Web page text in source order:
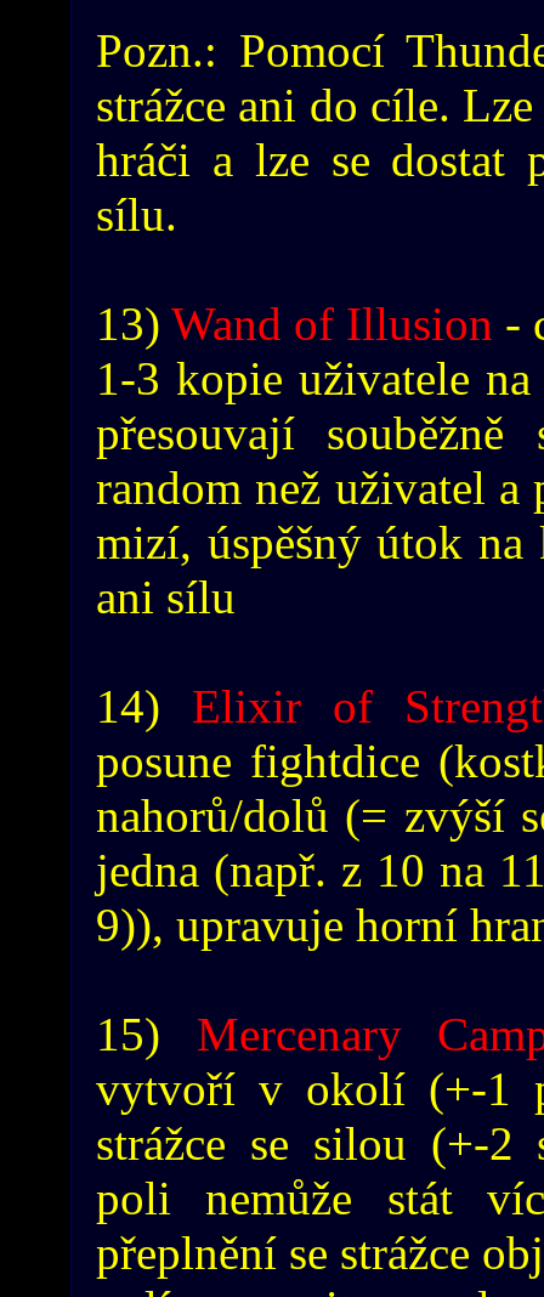
Pozn.: Pomocí
strážce ani do cíle.
hráči a lze se dostat
sílu.
13) Wand of Illusion -
1-3 kopie uživatele
přesouvají
random než uživatel a
mizí, úspěšný útok
ani sílu
14) Elixir of
posune fightdice
nahorů/dolů (= zvýší
jedna (např. z 10 na
9)), upravuje horní
15) Mercenary
vytvoří v okolí (+-1
strážce se silou (+-2
poli nemůže stát
přeplnění se strážce